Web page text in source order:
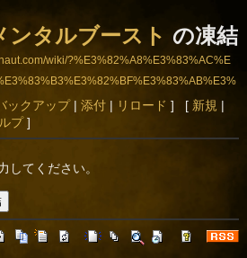
ンタルブースト の凍結
wiki/?%E3%82%A8%E3%83%AC%E
ックアップ| 添付| リロード ] [ 新規 |
プ]
してください。